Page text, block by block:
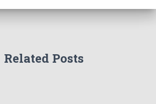
Related Posts